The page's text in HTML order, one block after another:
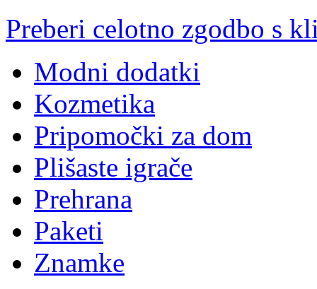
Preberi celotno zgodbo s
Modni dodatki
Kozmetika
Pripomočki za dom
Plišaste igrače
Prehrana
Paketi
Znamke